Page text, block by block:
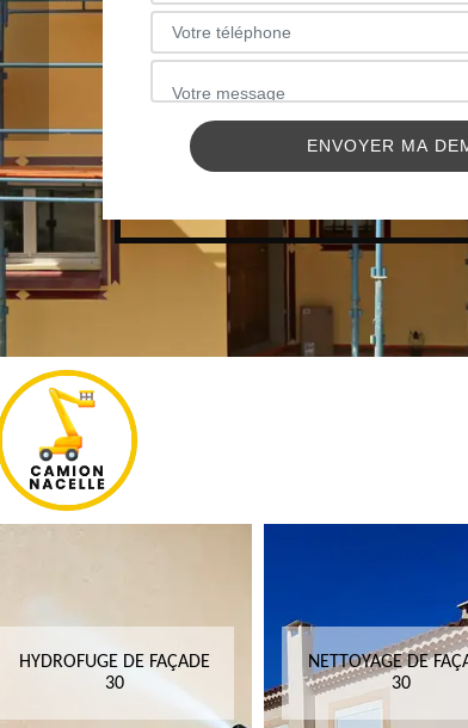
HYDROFUGE DE FAÇADE
30
NETTOYAGE DE
30